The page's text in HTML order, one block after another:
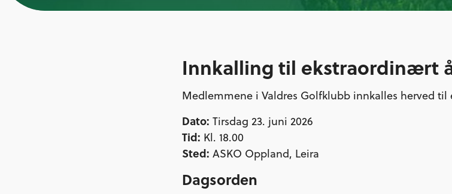
Innkalling til ekstraordinært
Medlemmene i Valdres Golfklubb innkalles herved
Dato: Tirsdag 23. juni 2026
Tid: Kl. 18.00
Sted: ASKO Oppland, Leira
Dagsorden